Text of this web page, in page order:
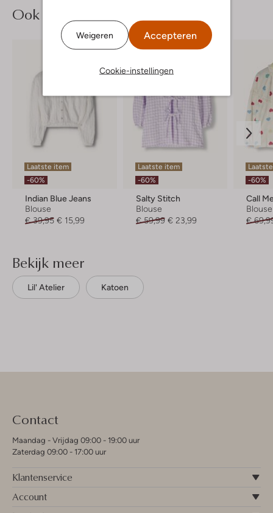
Weigeren Accepteren
Cookie-instellingen
Ook iets voor jou?
Laatste item
-60%
Indian Blue Jeans
Blouse
€ 39,95 € 15,99
Laatste item
-60%
Salty Stitch
Blouse
€ 59,99 € 23,99
-60%
Call
Blouse
€
Bekijk meer
Lil' Atelier Katoen
Contact
Maandag - Vrijdag 09:00 - 19:00 uur
Zaterdag 09:00 - 17:00 uur
Klantenservice
Account